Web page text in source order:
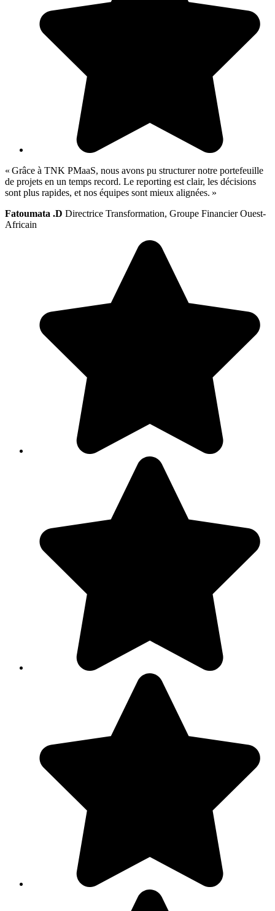
« Grâce à TNK PMaaS, nous avons pu structurer notre portefeuille
de projets en un temps record. Le reporting est clair, les décisions
sont plus rapides, et nos équipes sont mieux alignées. »
Fatoumata .D Directrice Transformation, Groupe Financier Ouest-
Africain